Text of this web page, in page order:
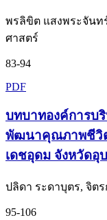
พรลิขิต แสงพระจันท
ศาสตร์
83-94
PDF
บทบาทองค์การบ
พัฒนาคุณภาพชีวิต
เดชอุดม จังหวัดอุ
ปลิดา ระดาบุตร, จิต
95-106